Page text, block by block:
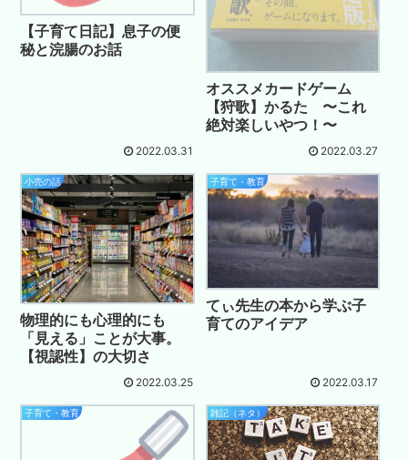
【子育て日記】息子の便
秘と浣腸のお話
2022.03.31
オススメカードゲーム
【狩歌】かるた 〜これ
絶対楽しいやつ！〜
2022.03.27
小売の話
物理的にも心理的にも
「見える」ことが大事。
【視認性】の大切さ
2022.03.25
子育て・教育
てぃ先生の本から学ぶ子
育てのアイデア
2022.03.17
子育て・教育 雑記（ネタ）